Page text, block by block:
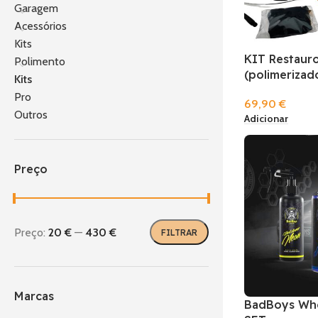
Garagem
Acessórios
Kits
Polimento
Kits
Pro
Outros
Preço
FILTRAR
Preço: 20 € — 430 €
Marcas
KIT
69,90€
Adicionar
BadBoys